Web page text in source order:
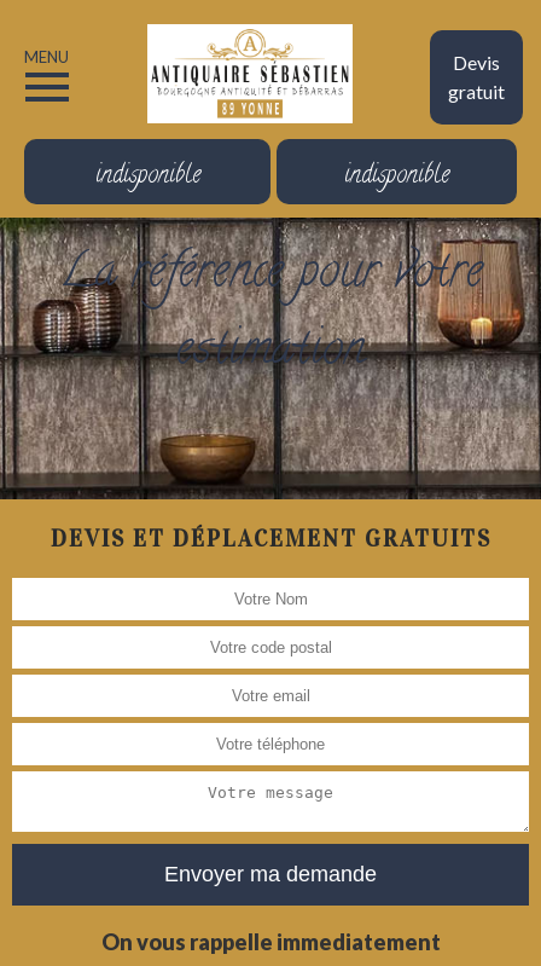
Devis
gratuit
MENU
indisponible indisponible
La référence pour votre
estimation
DEVIS ET DÉPLACEMENT GRATUITS
On vous rappelle immediatement